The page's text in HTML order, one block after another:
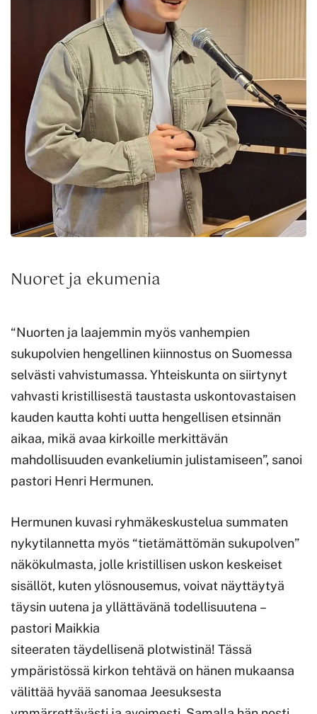
Nuoret ja ekumenia
“Nuorten ja laajemmin myös vanhempien
sukupolvien hengellinen kiinnostus on Suomessa
selvästi vahvistumassa. Yhteiskunta on siirtynyt
vahvasti kristillisestä taustasta uskontovastaisen
kauden kautta kohti uutta hengellisen etsinnän
aikaa, mikä avaa kirkoille merkittävän
mahdollisuuden evankeliumin julistamiseen”, sanoi
pastori Henri Hermunen.
Hermunen kuvasi ryhmäkeskustelua summaten
nykytilannetta myös “tietämättömän sukupolven”
näkökulmasta, jolle kristillisen uskon keskeiset
sisällöt, kuten ylösnousemus, voivat näyttäytyä
täysin uutena ja yllättävänä todellisuutena –
pastori Maikkia
siteeraten täydellisenä plotwistinä! Tässä
ympäristössä kirkon tehtävä on hänen mukaansa
välittää hyvää sanomaa Jeesuksesta